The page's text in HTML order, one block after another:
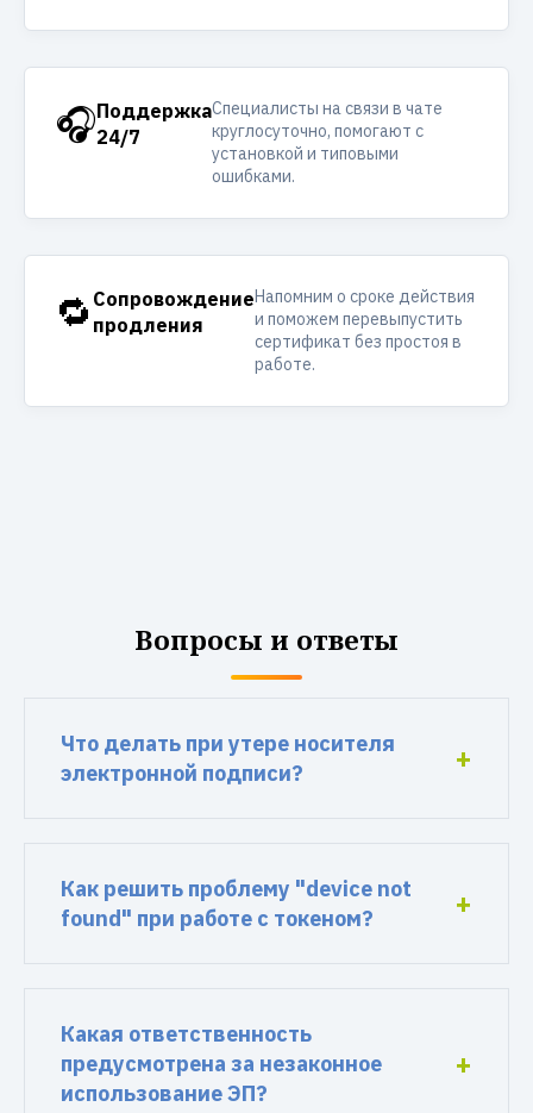
🎧Поддержка
24/7
Специалисты на связи в чате
круглосуточно, помогают с
установкой и типовыми
ошибками.
🔁 Сопровождение
продления
Напомним о сроке действия
и поможем перевыпустить
сертификат без простоя в
работе.
Вопросы и ответы
Что делать при утере носителя
электронной подписи?
Как решить проблему "device not
found" при работе с токеном?
Какая ответственность
предусмотрена за незаконное
использование ЭП?